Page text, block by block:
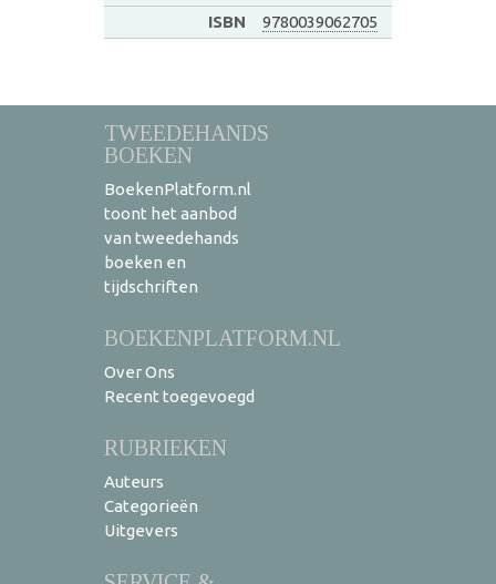
ISBN
9780039062705
TWEEDEHANDS
BOEKEN
BoekenPlatform.nl
toont het aanbod
van tweedehands
boeken en
tijdschriften
BOEKENPLATFORM.NL
Over Ons
Recent toegevoegd
RUBRIEKEN
Auteurs
Categorieën
Uitgevers